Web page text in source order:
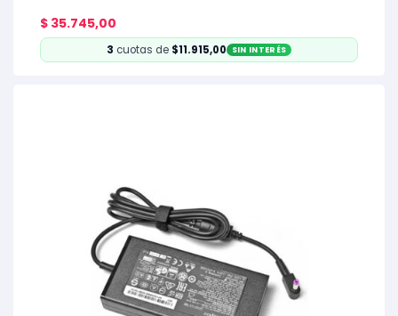
$ 35.745,00
3 cuotas de $11.915,00 SIN INTERÉS